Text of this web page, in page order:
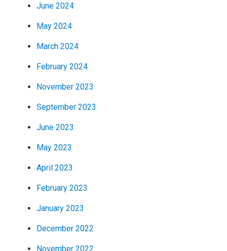
June 2024
May 2024
March 2024
February 2024
November 2023
September 2023
June 2023
May 2023
April 2023
February 2023
January 2023
December 2022
November 2022